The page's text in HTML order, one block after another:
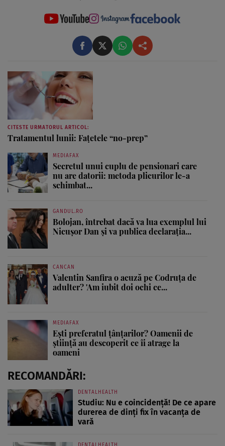
CITESTE URMATORUL ARTICOL:
Tratamentul lunii: Faţetele “no-prep”
MEDIAFAX
Secretul unui cuplu de pensionari care
nu are datorii: metoda plicurilor le-a
schimbat...
GANDUL.RO
Bolojan, întrebat dacă va lua exemplul lui
Nicușor Dan și va publica declarația...
CANCAN
Valentin Sanfira o acuză pe Codruța de
adulter? 'Am iubit doi ochi ce...
MEDIAFAX
Ești preferatul țânțarilor? Oamenii de
știință au descoperit ce îi atrage la
oameni
RECOMANDĂRI:
DENTALHEALTH
Studiu: Nu e coincidență! De ce apare
durerea de dinți fix în vacanța de
vară